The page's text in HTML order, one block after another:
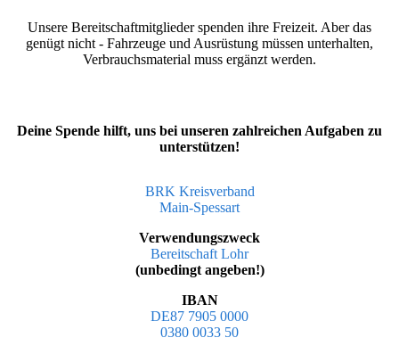
Unsere Bereitschaftmitglieder spenden ihre Freizeit. Aber das
genügt nicht - Fahrzeuge und Ausrüstung müssen unterhalten,
Verbrauchsmaterial muss ergänzt werden.
Deine Spende hilft, uns bei unseren zahlreichen Aufgaben zu
unterstützen!
BRK Kreisverband
Main-Spessart
Verwendungszweck
Bereitschaft Lohr
(unbedingt angeben!)
IBAN
DE87 7905 0000
0380 0033 50